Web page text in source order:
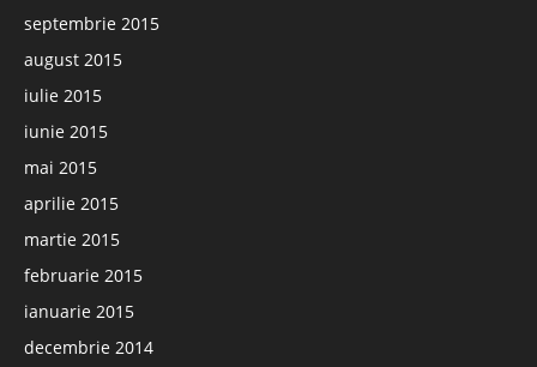
septembrie 2015
august 2015
iulie 2015
iunie 2015
mai 2015
aprilie 2015
martie 2015
februarie 2015
ianuarie 2015
decembrie 2014